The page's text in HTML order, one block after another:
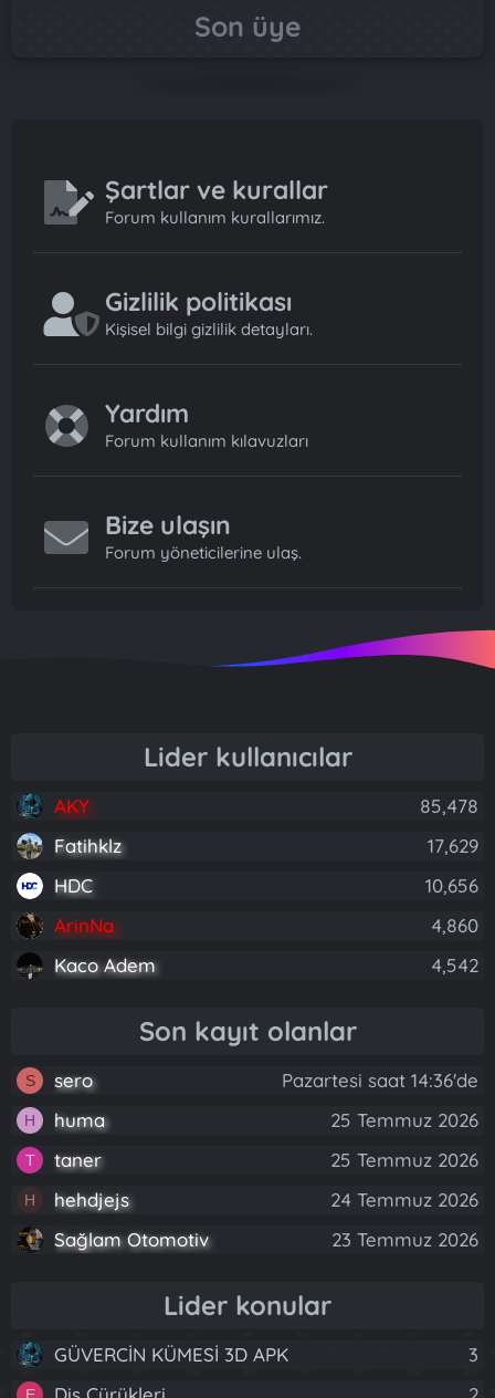
Son üye
Şartlar ve kurallar
Forum kullanım kurallarımız.
Gizlilik politikası
Kişisel bilgi gizlilik detayları.
Yardım
Forum kullanım kılavuzları
Bize ulaşın
Forum yöneticilerine ulaş.
Lider kullanıcılar
AKY
85,478
Fatihklz
17,629
HDC
10,656
ArinNa
4,860
Kaco Adem
4,542
Son kayıt olanlar
S sero Pazartesi saat 14:36'de
H huma 25 Temmuz 2026
T taner 25 Temmuz 2026
H hehdjejs
24 Temmuz 2026
Sağlam Otomotiv
23 Temmuz 2026
Lider konular
GÜVERCİN KÜMESİ 3D APK 3
E